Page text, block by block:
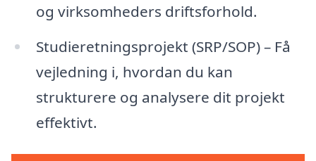
og virksomheders driftsforhold.
Studieretningsprojekt (SRP/SOP) – Få
vejledning i, hvordan du kan
strukturere og analysere dit projekt
effektivt.